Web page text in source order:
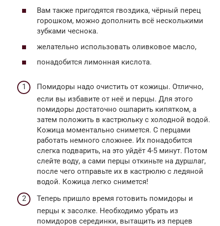
Вам также пригодятся гвоздика, чёрный перец
горошком, можно дополнить всё несколькими
зубками чеснока.
желательно использовать оливковое масло,
понадобится лимонная кислота.
Помидоры надо очистить от кожицы. Отлично,
если вы избавите от неё и перцы. Для этого
помидоры достаточно ошпарить кипятком, а
затем положить в кастрюльку с холодной водой.
Кожица моментально снимется. С перцами
работать немного сложнее. Их понадобится
слегка подварить, на это уйдёт 4-5 минут. Потом
слейте воду, а сами перцы откиньте на дуршлаг,
после чего отправьте их в кастрюлю с ледяной
водой. Кожица легко снимется!
Теперь пришло время готовить помидоры и
перцы к засолке. Необходимо убрать из
помидоров серединки, вытащить из перцев